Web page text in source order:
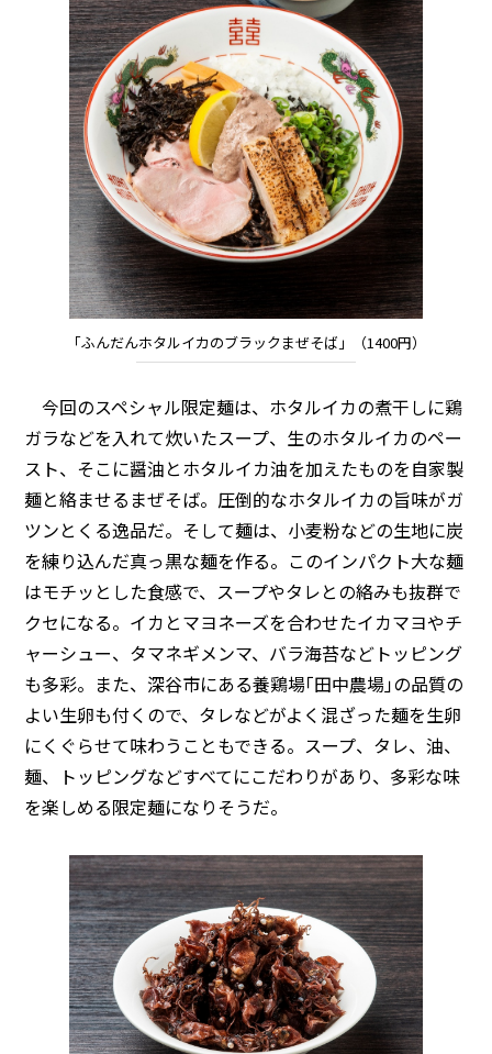
「ふんだんホタルイカのブラックまぜそば」（1400円）
今回のスペシャル限定麺は、ホタルイカの煮干しに鶏
ガラなどを入れて炊いたスープ、生のホタルイカのペー
スト、そこに醤油とホタルイカ油を加えたものを自家製
麺と絡ませるまぜそば。圧倒的なホタルイカの旨味がガ
ツンとくる逸品だ。そして麺は、小麦粉などの生地に炭
を練り込んだ真っ黒な麺を作る。このインパクト大な麺
はモチッとした食感で、スープやタレとの絡みも抜群で
クセになる。イカとマヨネーズを合わせたイカマヨやチ
ャーシュー、タマネギメンマ、バラ海苔などトッピング
も多彩。また、深谷市にある養鶏場｢田中農場｣の品質の
よい生卵も付くので、タレなどがよく混ざった麺を生卵
にくぐらせて味わうこともできる。スープ、タレ、油、
麺、トッピングなどすべてにこだわりがあり、多彩な味
を楽しめる限定麺になりそうだ。